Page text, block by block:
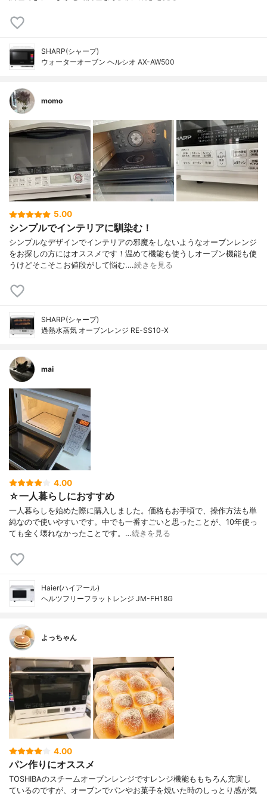
SHARP(シャープ)
ウォーターオーブン ヘルシオ AX-AW500
momo
5.00
シンプルでインテリアに馴染む！
シンプルなデザインでインテリアの邪魔をしないようなオーブンレンジ
をお探しの方にはオススメです！温めて機能も使うしオーブン機能も使
うけどそこそこお値段がして悩む.…続きを見る
SHARP(シャープ)
過熱水蒸気 オーブンレンジ RE-SS10-X
mai
4.00
☆一人暮らしにおすすめ
一人暮らしを始めた際に購入しました。価格もお手頃で、操作方法も単
純なので使いやすいです。中でも一番すごいと思ったことが、10年使っ
ても全く壊れなかったことです。…続きを見る
Haier(ハイアール)
ヘルツフリーフラットレンジ JM-FH18G
よっちゃん
4.00
パン作りにオススメ
TOSHIBAのスチームオーブンレンジですレンジ機能ももちろん充実し
ているのですが、オーブンでパンやお菓子を焼いた時のしっとり感が気